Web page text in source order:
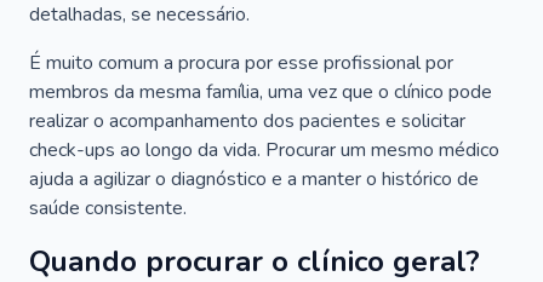
detalhadas, se necessário.
É muito comum a procura por esse profissional por
membros da mesma família, uma vez que o clínico pode
realizar o acompanhamento dos pacientes e solicitar
check-ups ao longo da vida. Procurar um mesmo médico
ajuda a agilizar o diagnóstico e a manter o histórico de
saúde consistente.
Quando procurar o clínico geral?